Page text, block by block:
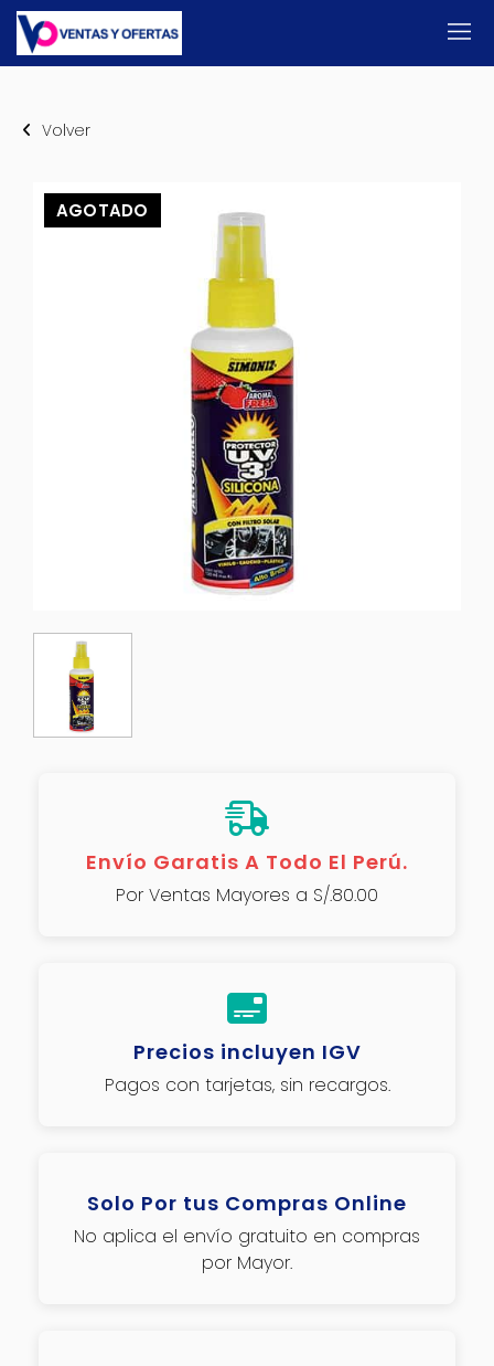
Volver
AGOTADO
Envío Garatis A Todo El Perú.
Por Ventas Mayores a S/.80.00
Precios incluyen IGV
Pagos con tarjetas, sin recargos.
Solo Por tus Compras Online
No aplica el envío gratuito en compras
por Mayor.